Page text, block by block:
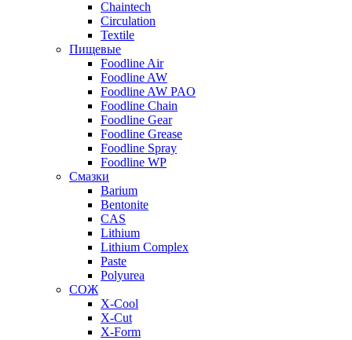
Chaintech
Circulation
Textile
Пищевые
Foodline Air
Foodline AW
Foodline AW PAO
Foodline Chain
Foodline Gear
Foodline Grease
Foodline Spray
Foodline WP
Смазки
Barium
Bentonite
CAS
Lithium
Lithium Complex
Paste
Polyurea
СОЖ
X-Cool
X-Cut
X-Form